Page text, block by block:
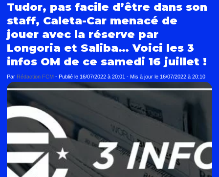
Tudor, pas facile d’être dans son
staff, Caleta-Car menacé de
jouer avec la réserve par
Longoria et Saliba… Voici les 3
infos OM de ce samedi 16 juillet !
Par Rédaction FCM - Publié le 16/07/2022 à 20:01 - Mis à jour le 16/07/2022 à 20:10